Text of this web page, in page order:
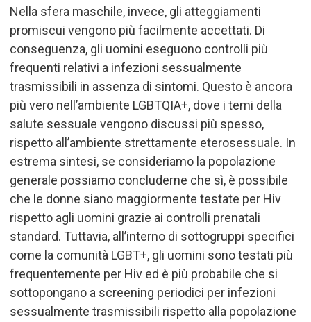
Nella sfera maschile, invece, gli atteggiamenti
promiscui vengono più facilmente accettati. Di
conseguenza, gli uomini eseguono controlli più
frequenti relativi a infezioni sessualmente
trasmissibili in assenza di sintomi. Questo è ancora
più vero nell ’ambiente LGBTQIA+, dove i temi della
salute sessuale vengono discussi più spesso,
rispetto all ’ambiente strettamente eterosessuale. In
estrema sintesi, se consideriamo la popolazione
generale possiamo concluderne che sì, è possibile
che le donne siano maggiormente testate per Hiv
rispetto agli uomini grazie ai controlli prenatali
standard. Tuttavia, all’interno di sottogruppi specifici
come la comunità LGBT+, gli uomini sono testati più
frequentemente per Hiv ed è più probabile che si
sottopongano a screening periodici per infezioni
sessualmente trasmissibili rispetto alla popolazione